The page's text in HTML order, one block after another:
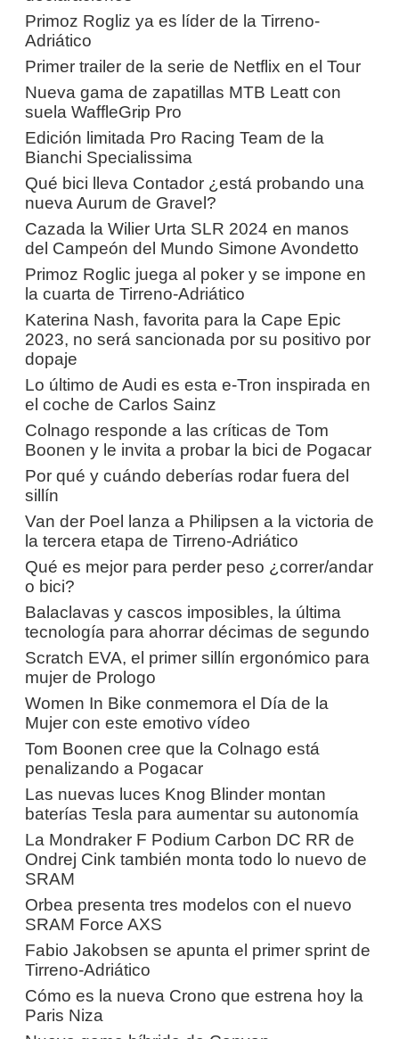
Primoz Rogliz ya es líder de la Tirreno-
Adriático
Primer trailer de la serie de Netflix en el Tour
Nueva gama de zapatillas MTB Leatt con
suela WaffleGrip Pro
Edición limitada Pro Racing Team de la
Bianchi Specialissima
Qué bici lleva Contador ¿está probando una
nueva Aurum de Gravel?
Cazada la Wilier Urta SLR 2024 en manos
del Campeón del Mundo Simone Avondetto
Primoz Roglic juega al poker y se impone en
la cuarta de Tirreno-Adriático
Katerina Nash, favorita para la Cape Epic
2023, no será sancionada por su positivo por
dopaje
Lo último de Audi es esta e-Tron inspirada en
el coche de Carlos Sainz
Colnago responde a las críticas de Tom
Boonen y le invita a probar la bici de Pogacar
Por qué y cuándo deberías rodar fuera del
sillín
Van der Poel lanza a Philipsen a la victoria de
la tercera etapa de Tirreno-Adriático
Qué es mejor para perder peso ¿correr/andar
o bici?
Balaclavas y cascos imposibles, la última
tecnología para ahorrar décimas de segundo
Scratch EVA, el primer sillín ergonómico para
mujer de Prologo
Women In Bike conmemora el Día de la
Mujer con este emotivo vídeo
Tom Boonen cree que la Colnago está
penalizando a Pogacar
Las nuevas luces Knog Blinder montan
baterías Tesla para aumentar su autonomía
La Mondraker F Podium Carbon DC RR de
Ondrej Cink también monta todo lo nuevo de
SRAM
Orbea presenta tres modelos con el nuevo
SRAM Force AXS
Fabio Jakobsen se apunta el primer sprint de
Tirreno-Adriático
Cómo es la nueva Crono que estrena hoy la
Paris Niza